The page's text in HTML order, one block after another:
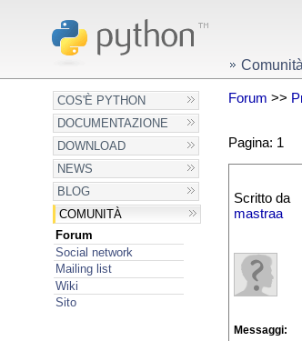
COS'È PYTHON
DOCUMENTAZIONE
DOWNLOAD
NEWS
BLOG
COMUNITÀ
Forum
Social network
Mailing list
Wiki
Sito
Comunità
Forum >>
Pagina: 1
Scritto da
mastraa
Messaggi